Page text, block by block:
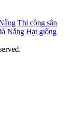
Thi công sân
Nẵng Hạt giống